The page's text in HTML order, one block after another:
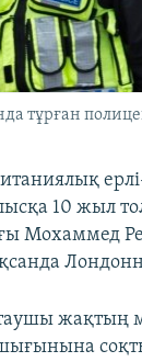
тұрған
10 жыл
Мохаммед
жақтың